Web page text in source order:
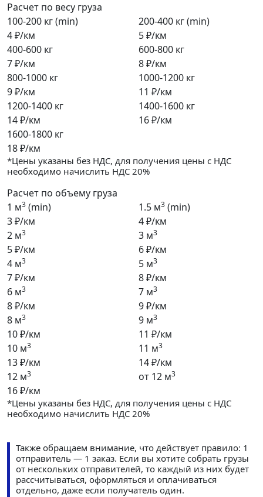
Расчет по весу груза
100-200 кг (min)
4 ₽/км
200-400 кг (min)
5 ₽/км
400-600 кг
7 ₽/км
600-800 кг
8 ₽/км
800-1000 кг
9 ₽/км
1000-1200 кг
11 ₽/км
1200-1400 кг
14 ₽/км
1400-1600 кг
16 ₽/км
1600-1800 кг
18 ₽/км
*Цены указаны без НДС, для получения цены с НДС
необходимо начислить НДС 20%
Расчет по объему груза
1 м3 (min)
3 ₽/км
1.5 м3 (min)
4 ₽/км
2 м3
5 ₽/км
3 м3
6 ₽/км
4 м3
7 ₽/км
5 м3
8 ₽/км
6 м3
8 ₽/км
7 м3
9 ₽/км
8 м3
10 ₽/км
9 м3
11 ₽/км
10 м3
13 ₽/км
11 м3
14 ₽/км
12 м3
16 ₽/км
от 12 м3
*Цены указаны без НДС, для получения цены с НДС
необходимо начислить НДС 20%
Также обращаем внимание, что действует правило: 1
отправитель — 1 заказ. Если вы хотите собрать грузы
от нескольких отправителей, то каждый из них будет
рассчитываться, оформляться и оплачиваться
отдельно, даже если получатель один.